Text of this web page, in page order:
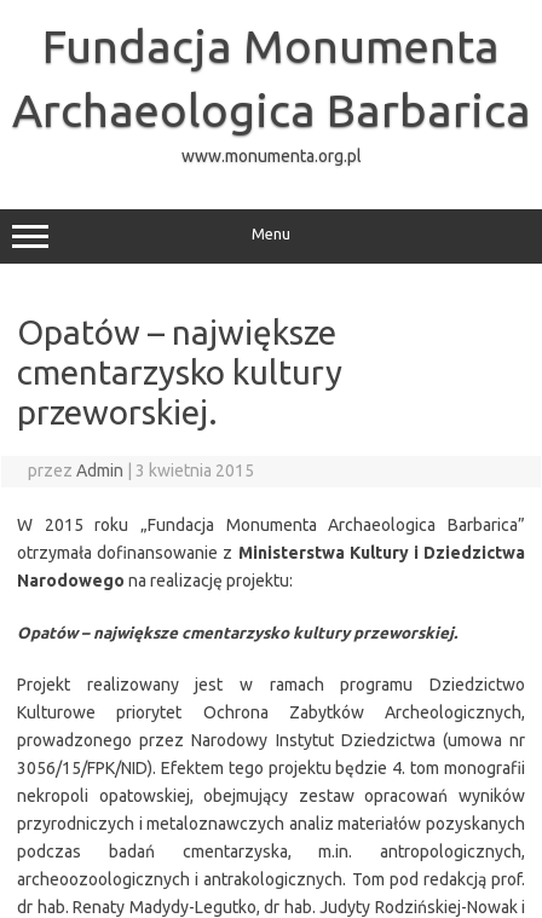
Fundacja Monumenta
Archaeologica Barbarica
www.monumenta.org.pl
Menu
Opatów – największe
cmentarzysko kultury
przeworskiej.
przez Admin 3 kwietnia 2015
W 2015 roku „Fundacja Monumenta Archaeologica Barbarica”
otrzymała dofinansowanie z Ministerstwa Kultury i Dziedzictwa
Narodowego na realizację projektu:
Opatów – największe cmentarzysko kultury przeworskiej.
Projekt realizowany jest w ramach programu Dziedzictwo
Kulturowe priorytet Ochrona Zabytków Archeologicznych,
prowadzonego przez Narodowy Instytut Dziedzictwa (umowa nr
3056/15/FPK/NID). Efektem tego projektu będzie 4. tom monografii
nekropoli opatowskiej, obejmujący zestaw opracowań wyników
przyrodniczych i metaloznawczych analiz materiałów pozyskanych
podczas badań cmentarzyska, m.in. antropologicznych,
archeoozoologicznych i antrakologicznych. Tom pod redakcją prof.
dr hab. Renaty Madydy-Legutko, dr hab. Judyty Rodzińskiej-Nowak i